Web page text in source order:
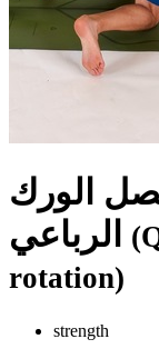
الورك
rotation)
strength